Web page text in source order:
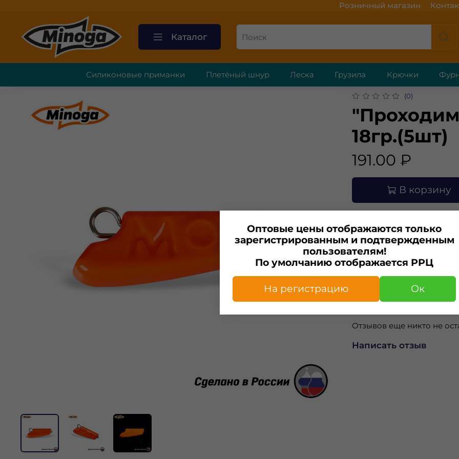
Розничный магазин
Каталог
Силиконовые приманки Плетёный шнур Леска Грузила Крючки
(0)
18гр.(5шт)
191.00 ₽
В корзину
Характеристики
Изготовитель
Отзывов еще никто не
Написать отзыв
Оптовые цены отображаются только
зарегистрированным и подтвержденным
пользователям!
По умолчанию отображается РРЦ
На регистрацию Ок